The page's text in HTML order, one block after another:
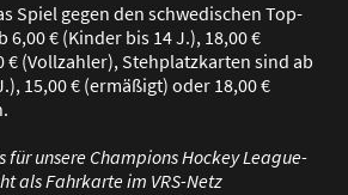
Spiel gegen den schwedischen Top-
6,00 € (Kinder bis 14 J.), 18,00 €
€ (Vollzahler), Stehplatzkarten sind ab
15,00 € (ermäßigt) oder 18,00 €
für unsere Champions Hockey League-
als Fahrkarte im VRS-Netz